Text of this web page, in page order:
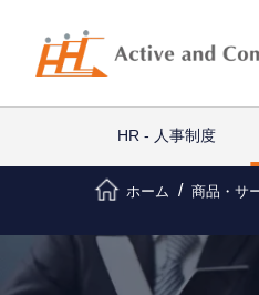
HR - 人事制度
ホーム 商品・サ